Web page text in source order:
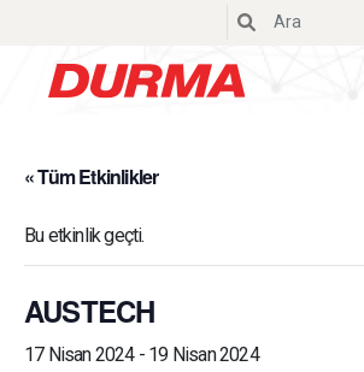
Durmazlar
« Tüm Etkinlikler
Bu etkinlik geçti.
AUSTECH
17 Nisan 2024- 19 Nisan 2024